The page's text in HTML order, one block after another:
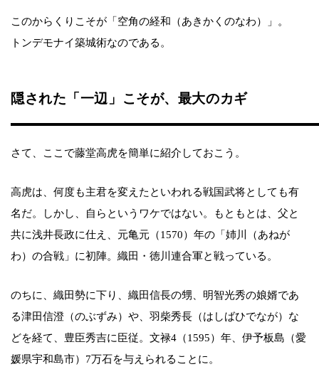
このからくりこそが「空角の経和（あきかくのなわ）」。
トンデモナイ築城術なのである。
隠された「一辺」こそが、最大のカギ
さて、ここで藤堂高虎を簡単に紹介しておこう。
高虎は、何度も主君を変えたといわれる戦国武将としても有
名だ。しかし、自らというワケではない。もともとは、父と
共に浅井長政に仕え、元亀元（1570）年の「姉川（あねが
わ）の合戦」に初陣。織田・徳川連合軍と戦っている。
のちに、織田勢に下り、織田信長の甥、明智光秀の娘婿であ
る津田信澄（のぶずみ）や、羽柴秀長（はしばひでなが）な
どを経て、豊臣秀吉に臣従。文禄4（1595）年、伊予板島（愛
媛県宇和島市）7万石を与えられることに。